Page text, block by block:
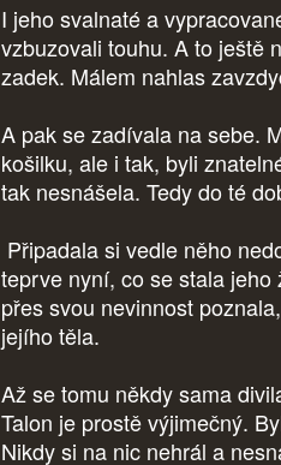
I jeho svalnaté a
vzbuzovali touhu. A to ještě
zadek. Málem nahlas
A pak se zadívala na sebe.
košilku, ale i tak, byli
tak nesnášela. Tedy do té
Připadala si vedle něho
teprve nyní, co se stala
přes svou nevinnost
jejího těla.
Až se tomu někdy sama
Talon je prostě výjimečný.
Nikdy si na nic nehrál a